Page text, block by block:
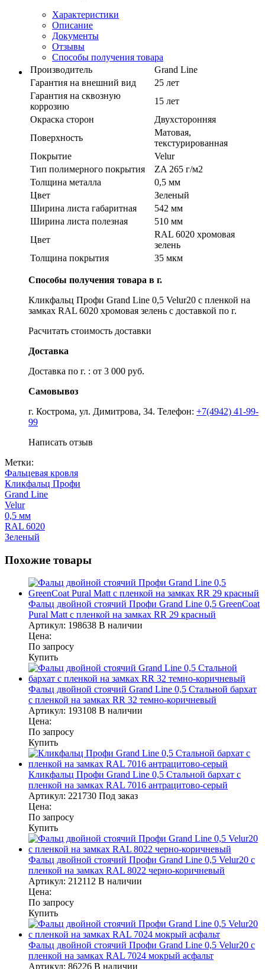
Характеристики
Описание
Документы
Отзывы
Способы получения товара
Производитель
Grand Line
Гарантия на внешний вид
25 лет
Гарантия на сквозную
коррозию
15 лет
Окраска сторон
Двухсторонняя
Поверхность
Матовая,
текстурированная
Покрытие
Velur
Тип полимерного покрытия
ZA 265 г/м2
Толщина металла
0,5 мм
Цвет
Зеленый
Ширина листа габаритная
542 мм
Ширина листа полезная
510 мм
Цвет
RAL 6020 хромовая
зелень
Толщина покрытия
35 мкм
Способы получения товара в г.
Кликфальц Профи Grand Line 0,5 Velur20 с пленкой на
замках RAL 6020 хромовая зелень с доставкой по г.
Расчитать стоимость доставки
Доставка
Доставка по г. : от 3 000 руб.
Самовывоз
г. Кострома, ул. Димитрова, 34. Телефон: +7(4942) 41-99-
99
Написать отзыв
Метки:
Фальцевая кровля
Кликфальц Профи
Grand Line
Velur
0,5 мм
RAL 6020
Зеленый
Похожие товары
Фальц двойной стоячий Профи Grand Line 0,5 GreenCoat
Pural Matt с пленкой на замках RR 29 красный
Артикул: 198638 В наличии
Цена:
По запросу
Купить
Фальц двойной стоячий Grand Line 0,5 Стальной бархат
с пленкой на замках RR 32 темно-коричневый
Артикул: 193108 В наличии
Цена:
По запросу
Купить
Кликфальц Профи Grand Line 0,5 Стальной бархат с
пленкой на замках RAL 7016 антрацитово-серый
Артикул: 221730 Под заказ
Цена:
По запросу
Купить
Фальц двойной стоячий Профи Grand Line 0,5 Velur20 с
пленкой на замках RAL 8022 черно-коричневый
Артикул: 212112 В наличии
Цена:
По запросу
Купить
Фальц двойной стоячий Профи Grand Line 0,5 Velur20 с
пленкой на замках RAL 7024 мокрый асфальт
Артикул: 86226 В наличии